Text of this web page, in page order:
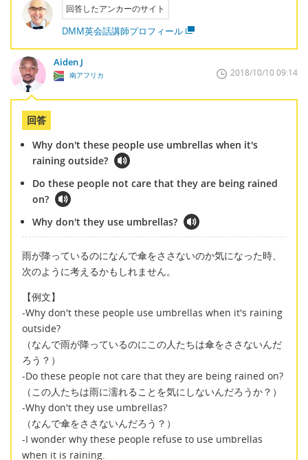
回答したアンカーのサイト
DMM英会話講師プロフィール
Aiden J
南アフリカ 2018/10/10 09:14
回答
Why don't these people use umbrellas when it's
raining outside?
Do these people not care that they are being rained
on?
Why don't they use umbrellas?
雨が降っているのになんで傘をささないのか気になった時、
次のように考えるかもしれません。
【例文】
-Why don't these people use umbrellas when it's raining
outside?
（なんで雨が降っているのにこの人たちは傘をささないんだ
ろう？）
-Do these people not care that they are being rained on?
（この人たちは雨に濡れることを気にしないんだろうか？）
-Why don't they use umbrellas?
（なんで傘をささないんだろう？）
-I wonder why these people refuse to use umbrellas
when it is raining.